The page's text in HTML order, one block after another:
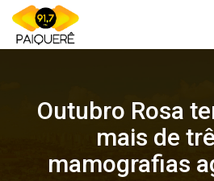
Outubro Rosa
mais de
mamografias